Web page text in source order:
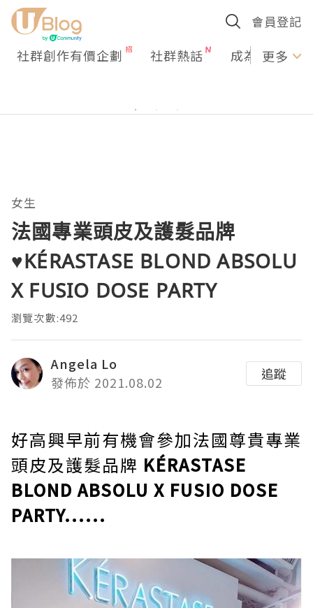
會員登記
社群創作有價企劃 社群熱話 成為U更多
女生
法國專業頭皮及護髮品牌
♥KÉRASTASE BLOND ABSOLU
X FUSIO DOSE PARTY
瀏覽次數:492
Angela Lo
發佈於 2021.08.02
追蹤
好高興早前有機會參加法國尊貴專業
頭皮及護髮品牌 KÉRASTASE
BLOND ABSOLU X FUSIO DOSE
PARTY......